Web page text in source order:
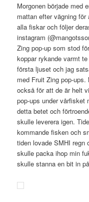
Morgonen började med
mattan efter vägning
alla fiskar och följer
instagram
Zing pop-up som stod
koppar rykande varmt
första ljuset och jag
med Fruit Zing pop-
också för att de är helt
pop-ups under vårfisket
detta betet och
skulle leverera igen.
kommande fisken och
tiden lovade SMHI regn
skulle packa ihop min
skulle stanna en bit in